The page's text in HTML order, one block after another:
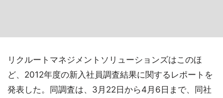
リクルートマネジメントソリューションズはこのほ
ど、2012年度の新入社員調査結果に関するレポートを
発表した。同調査は、3月22日から4月6日まで、同社